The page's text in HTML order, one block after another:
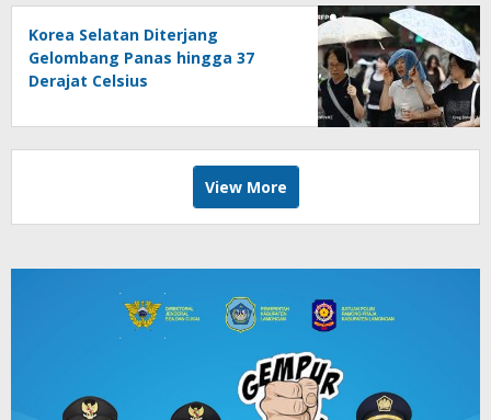
Korea Selatan Diterjang
Gelombang Panas hingga 37
Derajat Celsius
View More